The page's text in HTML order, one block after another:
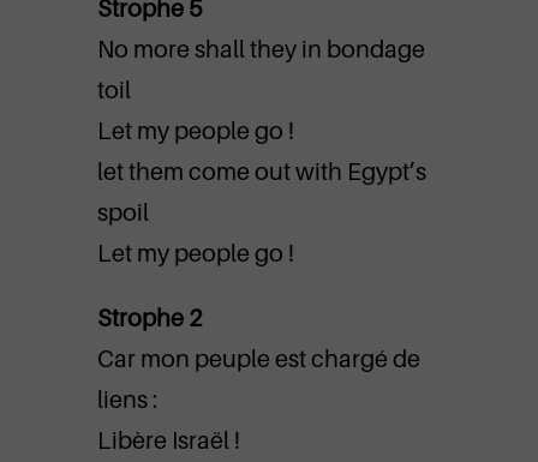
Strophe 5
No more shall they in bondage
toil
Let my people go !
let them come out with Egypt’s
spoil
Let my people go !
Strophe 2
Car mon peuple est chargé de
liens :
Libère Israël !